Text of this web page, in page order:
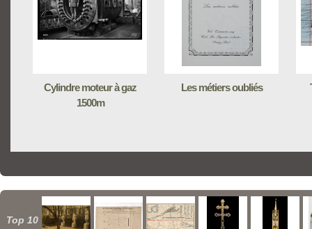
Cylindre moteur à gaz
1500m
Les métiers oubliés
Top 10